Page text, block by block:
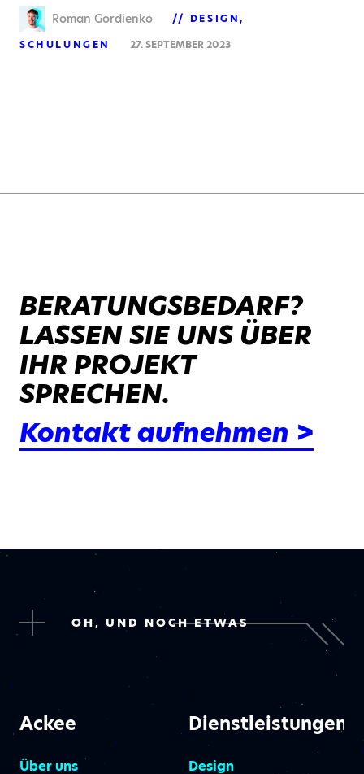
Roman Gordienko
DESIGN
SCHULUNGEN
27. SEPTEMBER 2023
BERATUNGSBEDARF?
LASSEN SIE UNS ÜBER
IHR PROJEKT
SPRECHEN.
Kontakt aufnehmen >
OH, UND NOCH ETWAS
Ackee
Über uns
Dienstleistungen
Design